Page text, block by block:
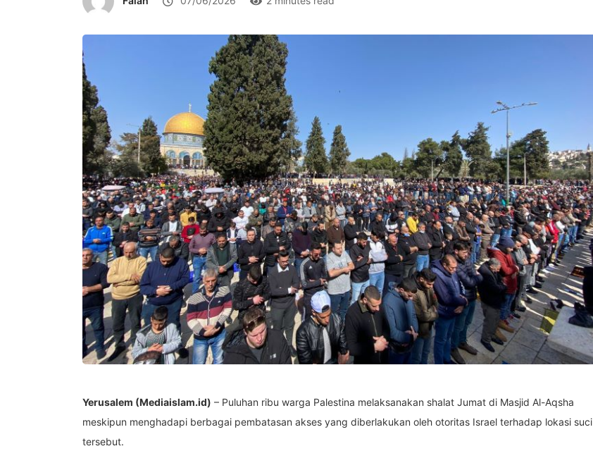
Yerusalem (Mediaislam.id) – Puluhan ribu warga Palestina melaksanakan shalat Jumat di Masjid Al-Aqsha
meskipun menghadapi berbagai pembatasan akses yang diberlakukan oleh otoritas Israel terhadap lokasi suci
tersebut.